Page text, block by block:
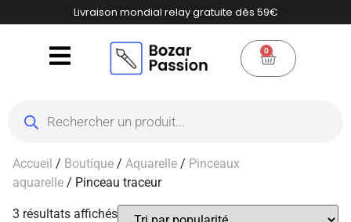
Livraison mondial relay gratuite dès 59€
0
Accueil / Boutique / Aquarelle / Pinceaux
aquarelle / Pinceau traceur
3 résultats affichés